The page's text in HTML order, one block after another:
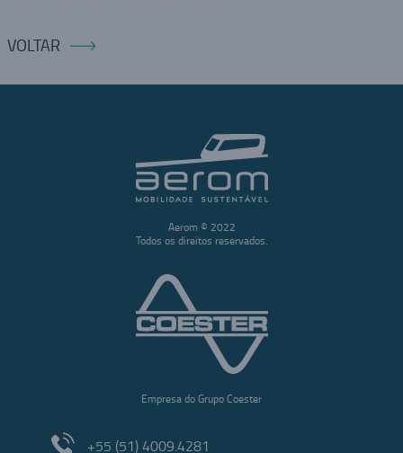
VOLTAR
Aerom © 2022
Todos os direitos reservados.
Empresa do Grupo Coester
+55 (51) 4009.4281